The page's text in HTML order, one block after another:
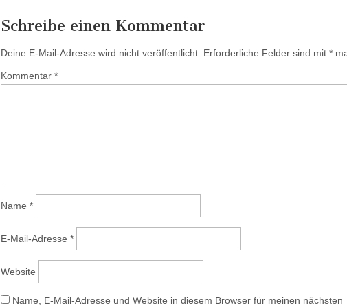
Schreibe einen Kommentar
Deine E-Mail-Adresse wird nicht veröffentlicht. Erforderliche Felder sind mit *
Kommentar *
Name *
E-Mail-Adresse *
Website
Name, E-Mail-Adresse und Website in diesem Browser für meinen nächsten